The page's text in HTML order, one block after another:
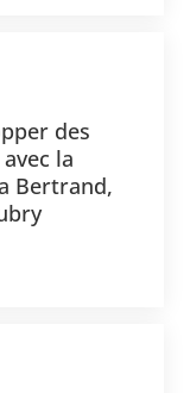
des
la
Bertrand,